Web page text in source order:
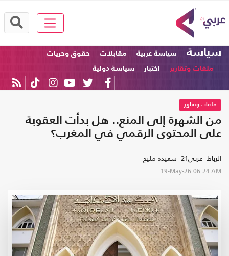
سياسة سياسة عربية مقابلات
حقوق وحريات
ملفات وتقارير
اختبار سياسة دولية
ملفات وتقارير
من الشهرة إلى المنع.. هل بدأت العقوبة
على المحتوى الرقمي في المغرب؟
الرباط- عربي21- سعيدة مليح
19-May-26 06:24 AM